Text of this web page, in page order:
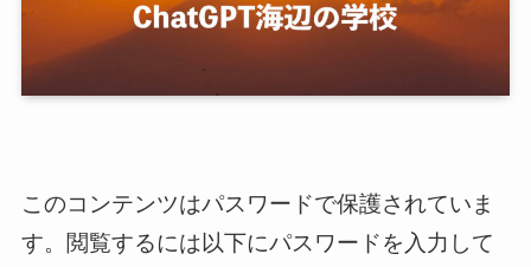
このコンテンツはパスワードで保護されていま
す。閲覧するには以下にパスワードを入力して